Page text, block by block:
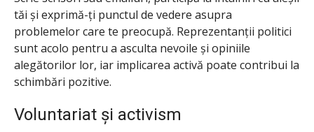
tăi și exprimă-ți punctul de vedere asupra
problemelor care te preocupă. Reprezentanții politici
sunt acolo pentru a asculta nevoile și opiniile
alegătorilor lor, iar implicarea activă poate contribui la
schimbări pozitive.
Voluntariat și activism